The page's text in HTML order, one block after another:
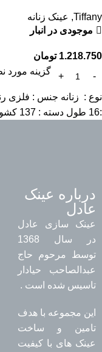
Tiffany
, عینک زنانه
موجودی در انبار
1.218.750 تومان
گزینه مورد
:16 طول دسته : 137 کشور : ایتالیا
درباره عینک
عادل
عینک سازی عادل
در سال 1368
توسط مرحوم حاج
عبدالصاحب حیادار
تاسیس شده است .
این مجموعه با هدف
تامین و ساخت
عینک های با کیفیت